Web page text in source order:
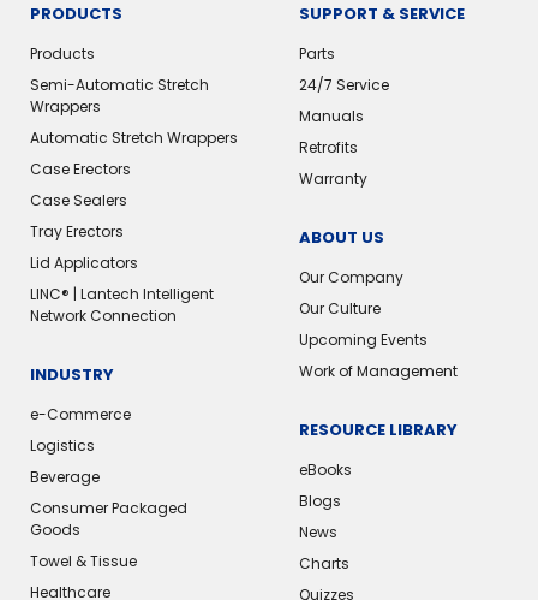
PRODUCTS
Products
Semi-Automatic Stretch
Wrappers
Automatic Stretch Wrappers
Case Erectors
Case Sealers
Tray Erectors
Lid Applicators
LINC® | Lantech Intelligent
Network Connection
INDUSTRY
e-Commerce
Logistics
Beverage
Consumer Packaged
Goods
Towel & Tissue
Healthcare
SUPPORT & SERVICE
Parts
24/7 Service
Manuals
Retrofits
Warranty
ABOUT US
Our Company
Our Culture
Upcoming Events
Work of Management
RESOURCE LIBRARY
eBooks
Blogs
News
Charts
Quizzes